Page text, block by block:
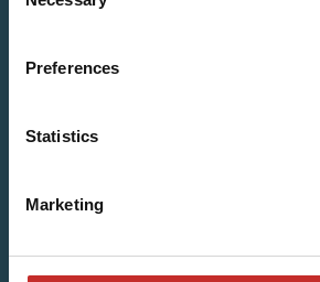
Selection
Preferences
Statistics
Marketing